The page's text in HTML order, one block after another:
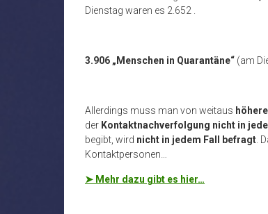
Dienstag waren es 2.652 .
3.906 „Menschen in Quarantäne“ (am
Allerdings muss man von weitaus
der Kontaktnachverfolgung nicht in
begibt, wird nicht in jedem Fall befragt .
Kontaktpersonen…
➤ Mehr dazu gibt es hier…